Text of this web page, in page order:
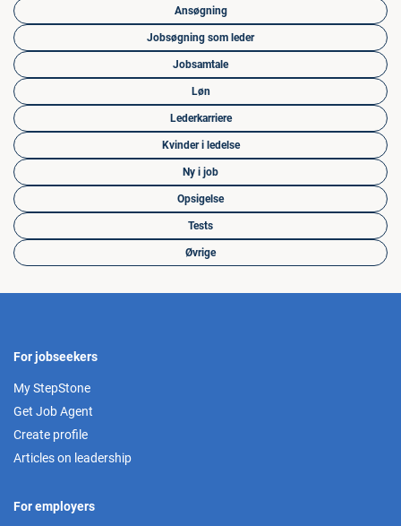
Ansøgning
Jobsøgning som leder
Jobsamtale
Løn
Lederkarriere
Kvinder i ledelse
Ny i job
Opsigelse
Tests
Øvrige
For jobseekers
My StepStone
Get Job Agent
Create profile
Articles on leadership
For employers